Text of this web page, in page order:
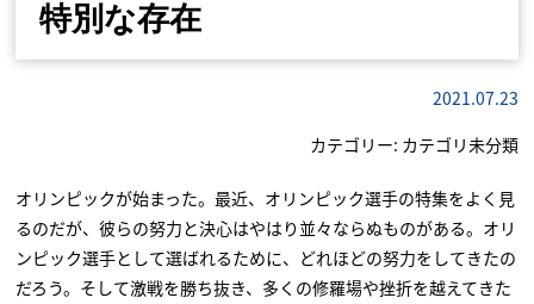
特別な存在
2021.07.23
カテゴリー: カテゴリ未分類
オリンピックが始まった。最近、オリンピック選手の特集をよく見
るのだが、彼らの努力と決心はやはり並々ならぬものがある。オリ
ンピック選手として選ばれるために、どれほどの努力をしてきたの
だろう。そして激戦を勝ち抜き、多くの修羅場や挫折を越えてきた